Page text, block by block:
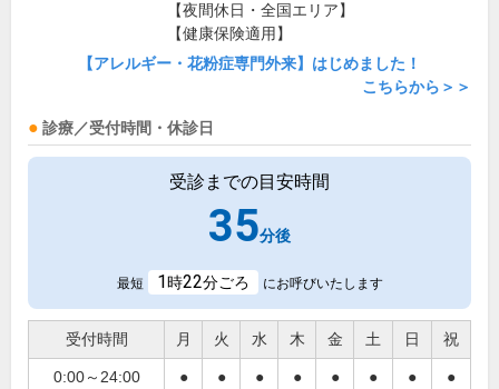
【夜間休日・全国エリア】
【健康保険適用】
【アレルギー・花粉症専門外来】はじめました！
こちらから＞＞
診療／受付時間・休診日
受診までの目安時間
35分後
最短 1時22分ごろ にお呼びいたします
受付時間 月 火 水 木 金 土 日 祝
0:00～24:00 ● ● ● ● ● ● ● ●